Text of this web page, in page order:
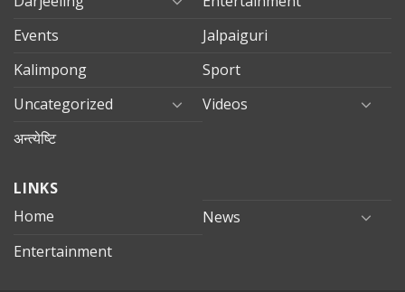
Events
Jalpaiguri
Kalimpong
Sport
Uncategorized
Videos
अन्त्येष्टि
LINKS
Home
News
Entertainment